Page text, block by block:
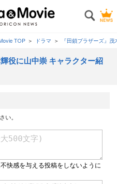
TOP ドラマ 『田鎖ブラザーズ』
役に山中崇 キャラクター紹
い。